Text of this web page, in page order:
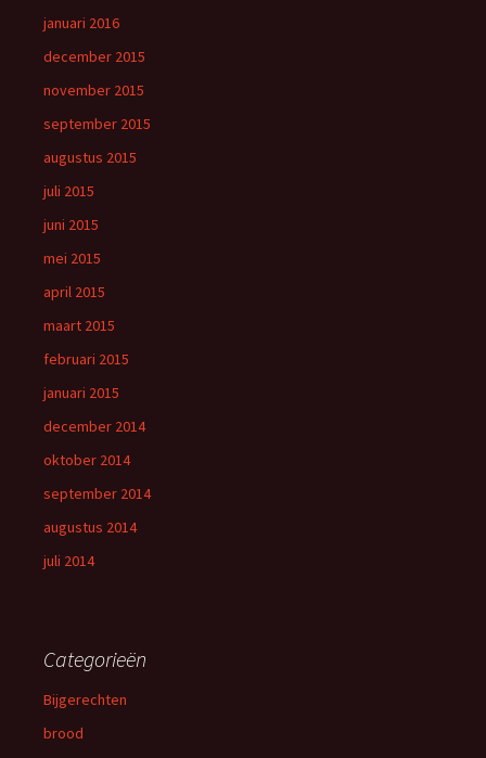
januari 2016
december 2015
november 2015
september 2015
augustus 2015
juli 2015
juni 2015
mei 2015
april 2015
maart 2015
februari 2015
januari 2015
december 2014
oktober 2014
september 2014
augustus 2014
juli 2014
Categorieën
Bijgerechten
brood